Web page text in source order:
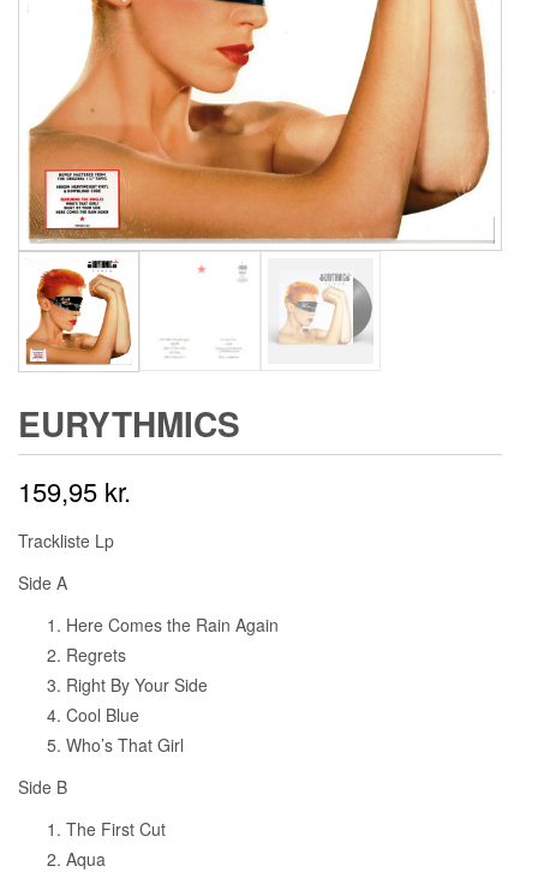
EURYTHMICS
159,95 kr.
Trackliste Lp
Side A
Here Comes the Rain Again
Regrets
Right By Your Side
Cool Blue
Who’s That Girl
Side B
The First Cut
Aqua